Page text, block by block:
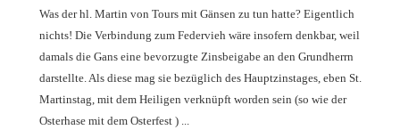
Was der hl. Martin von Tours mit Gänsen zu tun hatte? Eigentlich
nichts! Die Verbindung zum Federvieh wäre insofern denkbar, weil
damals die Gans eine bevorzugte Zinsbeigabe an den Grundherrn
darstellte. Als diese mag sie bezüglich des Hauptzinstages, eben St.
Martinstag, mit dem Heiligen verknüpft worden sein (so wie der
Osterhase mit dem Osterfest ) ...